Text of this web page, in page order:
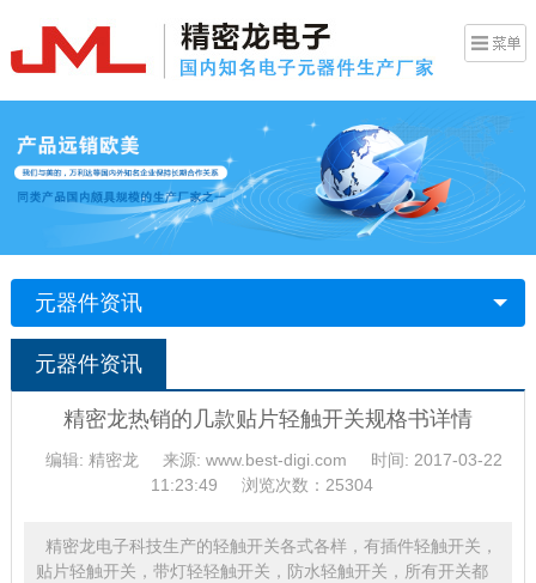
元器件资讯
元器件资讯
精密龙热销的几款贴片轻触开关规格书详情
编辑: 精密龙 来源: www.best-digi.com
时间: 2017-03-22
11:23:49
浏览次数：25304
精密龙电子科技生产的轻触开关各式各样，有插件轻触开关，
贴片轻触开关，带灯轻轻触开关，防水轻触开关，所有开关都